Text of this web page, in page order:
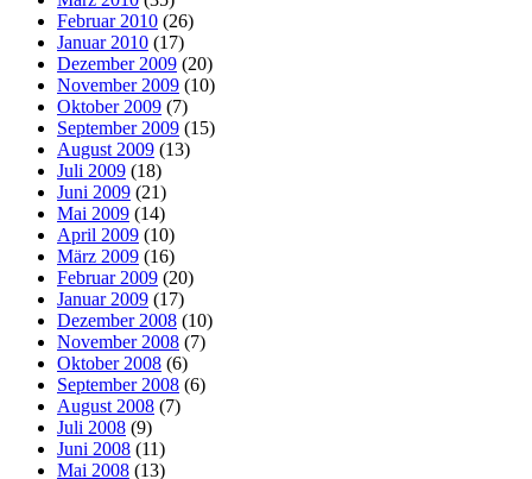
Februar 2010 (26)
Januar 2010 (17)
Dezember 2009 (20)
November 2009 (10)
Oktober 2009 (7)
September 2009 (15)
August 2009 (13)
Juli 2009 (18)
Juni 2009 (21)
Mai 2009 (14)
April 2009 (10)
März 2009 (16)
Februar 2009 (20)
Januar 2009 (17)
Dezember 2008 (10)
November 2008 (7)
Oktober 2008 (6)
September 2008 (6)
August 2008 (7)
Juli 2008 (9)
Juni 2008 (11)
Mai 2008 (13)